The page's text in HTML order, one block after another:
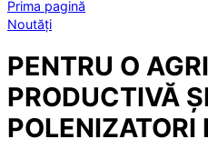
Prima pagină
Noutăți
PENTRU O
PRODUCTIVĂ
POLENIZATORI